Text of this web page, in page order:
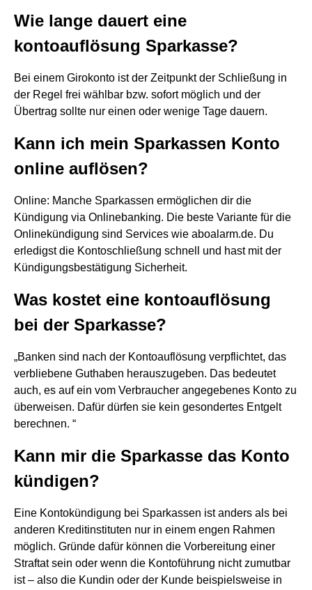
Wie lange dauert eine
kontoauflösung Sparkasse?
Bei einem Girokonto ist der Zeitpunkt der Schließung in
der Regel frei wählbar bzw. sofort möglich und der
Übertrag sollte nur einen oder wenige Tage dauern.
Kann ich mein Sparkassen Konto
online auflösen?
Online: Manche Sparkassen ermöglichen dir die
Kündigung via Onlinebanking. Die beste Variante für die
Onlinekündigung sind Services wie aboalarm.de. Du
erledigst die Kontoschließung schnell und hast mit der
Kündigungsbestätigung Sicherheit.
Was kostet eine kontoauflösung
bei der Sparkasse?
„Banken sind nach der Kontoauflösung verpflichtet, das
verbliebene Guthaben herauszugeben. Das bedeutet
auch, es auf ein vom Verbraucher angegebenes Konto zu
überweisen. Dafür dürfen sie kein gesondertes Entgelt
berechnen. “
Kann mir die Sparkasse das Konto
kündigen?
Eine Kontokündigung bei Sparkassen ist anders als bei
anderen Kreditinstituten nur in einem engen Rahmen
möglich. Gründe dafür können die Vorbereitung einer
Straftat sein oder wenn die Kontoführung nicht zumutbar
ist – also die Kundin oder der Kunde beispielsweise in